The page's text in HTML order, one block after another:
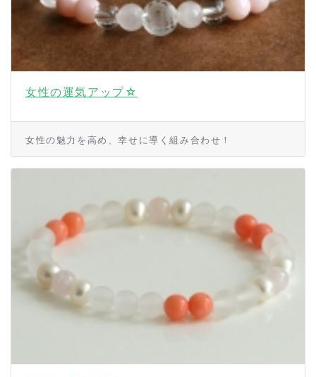
女性の運気アップ☆
女性の魅力を高め、幸せに導く組み合わせ！